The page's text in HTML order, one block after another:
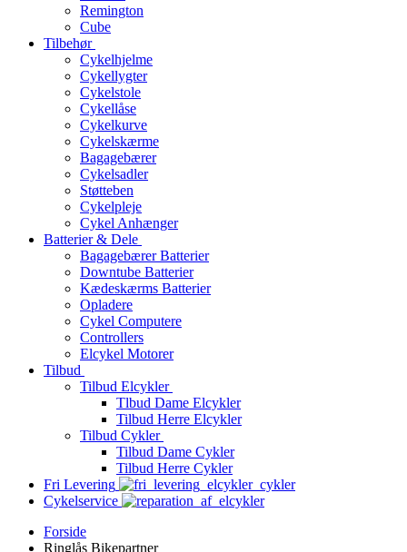
Remington
Cube
Tilbehør
Cykelhjelme
Cykellygter
Cykelstole
Cykellåse
Cykelkurve
Cykelskærme
Bagagebærer
Cykelsadler
Støtteben
Cykelpleje
Cykel Anhænger
Batterier & Dele
Bagagebærer Batterier
Downtube Batterier
Kædeskærms Batterier
Opladere
Cykel Computere
Controllers
Elcykel Motorer
Tilbud
Tilbud Elcykler
Tlbud Dame Elcykler
Tilbud Herre Elcykler
Tilbud Cykler
Tilbud Dame Cykler
Tilbud Herre Cykler
Fri Levering
Cykelservice
Forside
Ringlås Bikepartner